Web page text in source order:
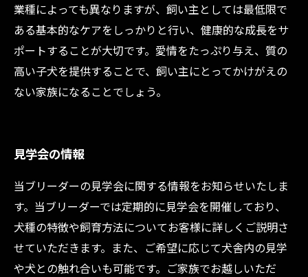
業種によっても異なりますが、飼い主としては最低限で
ある基本的なケアをしっかりと行い、健康的な成長をサ
ポートすることが大切です。愛情をたっぷり与え、質の
高い子犬を提供することで、飼い主にとってかけがえの
ない家族になることでしょう。
見学会の情報
当ブリーダーの見学会に関する情報をお知らせいたしま
す。当ブリーダーでは定期的に見学会を開催しており、
犬種の特徴や飼育方法についてお客様に詳しくご説明さ
せていただきます。また、ご希望に応じて犬舎内の見学
や犬との触れ合いも可能です。ご家族でお越しいただ